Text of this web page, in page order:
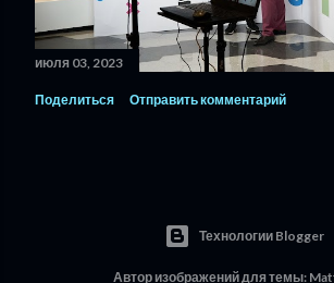
июля 03, 2023
Поделиться Отправить комментарий
Технологии Blogger
Автор изображений для темы: